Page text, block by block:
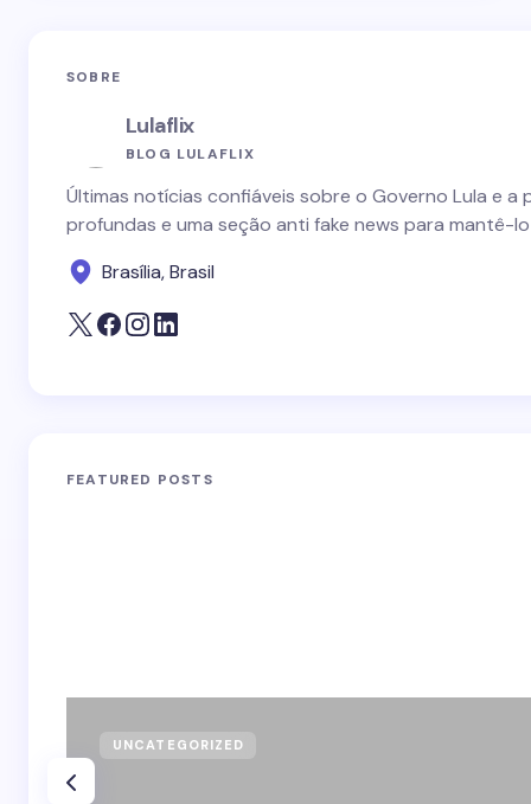
SOBRE
Lulaflix
BLOG LULAFLIX
Últimas notícias confiáveis sobre o Governo Lula e
profundas e uma seção anti fake news para mantê-
Brasília, Brasil
FEATURED POSTS
UNCATEGORIZED